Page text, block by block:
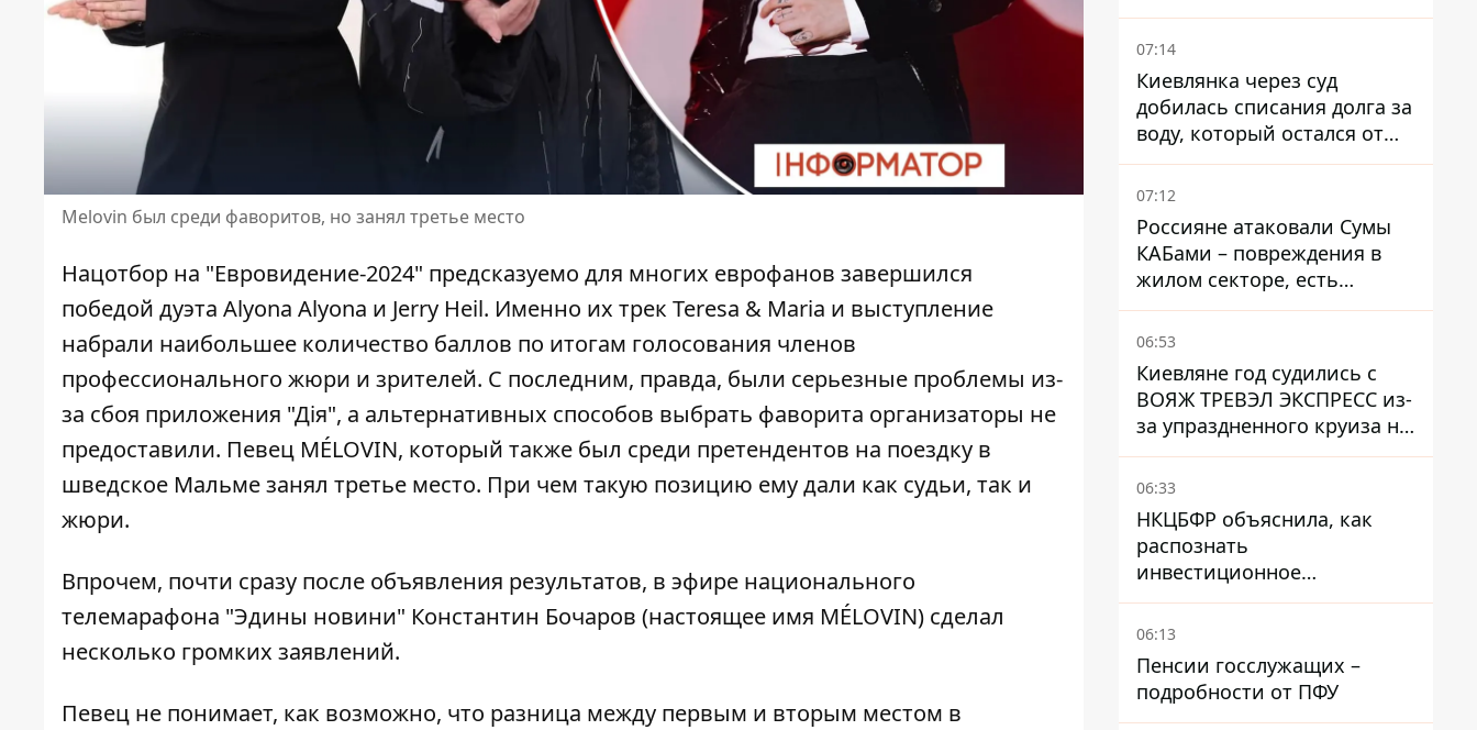
Melovin был среди фаворитов, но занял третье место
Нацотбор на "Евровидение-2024" предсказуемо для многих еврофанов завершился
победой дуэта Alyona Alyona и Jerry Heil. Именно их трек Teresa & Maria и выступление
набрали наибольшее количество баллов по итогам голосования членов
профессионального жюри и зрителей. С последним, правда, были серьезные проблемы из-
за сбоя приложения "Дія", а альтернативных способов выбрать фаворита организаторы не
предоставили. Певец MÉLOVIN, который также был среди претендентов на поездку в
шведское Мальме занял третье место. При чем такую ​​позицию ему дали как судьи, так и
жюри.
Впрочем, почти сразу после объявления результатов, в эфире национального
телемарафона "Эдины новини" Константин Бочаров (настоящее имя MÉLOVIN) сделал
несколько громких заявлений.
Певец не понимает, как возможно, что разница между первым и вторым местом в
оккупированной Макеевки
в Донецкой области
07:14
Киевлянка через суд
добилась списания долга за
воду, который остался от
умершей матери
07:12
Россияне атаковали Сумы
КАБами – повреждения в
жилом секторе, есть
пострадавшие
06:53
Киевляне год судились с
ВОЯЖ ТРЕВЭЛ ЭКСПРЕСС из-
за упраздненного круиза на
Costa Firenze - что решил
суд
06:33
НКЦБФР объяснила, как
распознать
инвестиционное
мошенничество и не
потерять деньги
06:13
Пенсии госслужащих –
подробности от ПФУ